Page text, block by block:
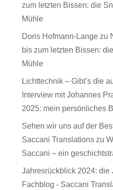
zum letzten Bissen: die
Mühle
Doris Hofmann-Langezu
bis zum letzten Bissen:
Mühle
Lichttechnik – Gibt’s die
Interview mit Johannes
2025: mein persönliches
Sehen wir uns auf der
Saccani Translationszu
Saccani – ein
Jahresrückblick 2024: die
Fachblog - Saccani